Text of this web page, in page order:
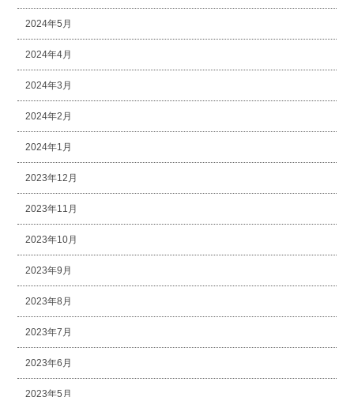
2024年5月
2024年4月
2024年3月
2024年2月
2024年1月
2023年12月
2023年11月
2023年10月
2023年9月
2023年8月
2023年7月
2023年6月
2023年5月